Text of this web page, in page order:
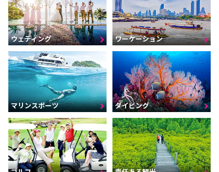
ウェディング ワーケーション
マリンスポーツ ダイビング